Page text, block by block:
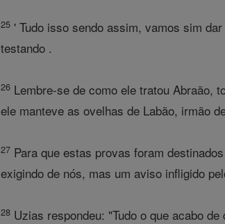
25 ' Tudo isso sendo assim, vamos sim
testando .
26 Lembre-se de como ele tratou Abraão,
ele manteve as ovelhas de Labão, irmão
27 Para que estas provas foram
exigindo de nós, mas um aviso infligido
28 Uzias respondeu: "Tudo o que acabo